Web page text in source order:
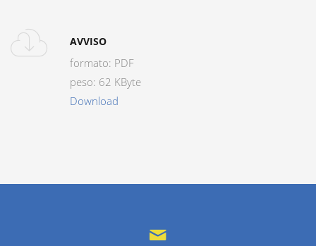
AVVISO
formato: PDF
peso: 62 KByte
Download